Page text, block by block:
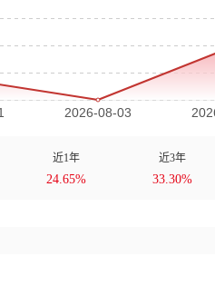
近1年
24.65%
近3年
33.30%